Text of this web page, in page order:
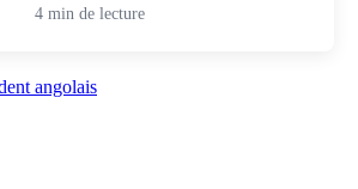
4 min de lecture